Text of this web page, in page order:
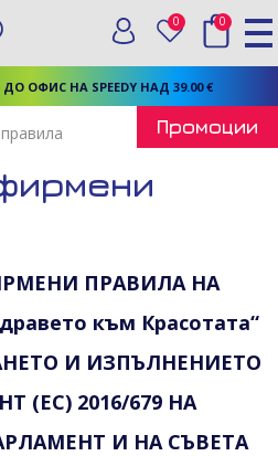
ОФИС НА SPEEDY НАД 39.00 €
Вход
0 Любими
0
ПРАВИЛА НА
към Красотата“
И ИЗПЪЛНЕНИЕТО
(ЕС) 2016/679 НА
И НА СЪВЕТА
Промоции